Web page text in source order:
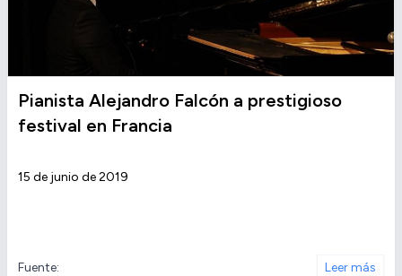
Pianista Alejandro Falcón a prestigioso
festival en Francia
15 de junio de 2019
Fuente: Leer más